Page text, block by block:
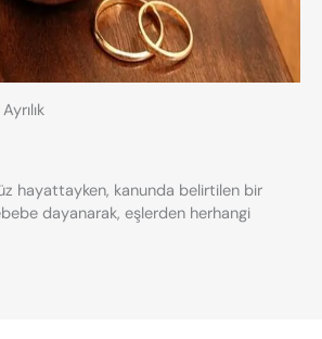
hayattayken, kanunda belirtilen bir
dayanarak, eşlerden herhangi